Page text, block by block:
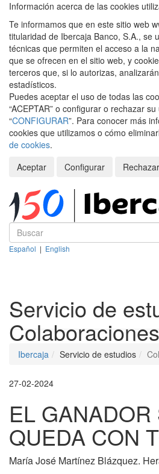
Información acerca de las cookies
Te informamos que en este sitio web
titularidad de Ibercaja Banco, S.A., se
técnicas que permiten el acceso a la
que se ofrecen en el sitio web, y
terceros que, si lo autorizas,
estadísticos.
Puedes aceptar el uso de todas las
“ACEPTAR” o configurar o rechazar
“CONFIGURAR”. Para conocer más
cookies que utilizamos o cómo
de cookies.
Aceptar
Configurar
Rechazar
Español | English
Servicio de
Colaboraciones
Ibercaja Servicio de estudios
27-02-2024
EL GANADOR
QUEDA CON
María José Martínez Blázquez.